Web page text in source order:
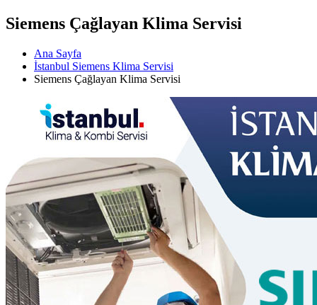
Siemens Çağlayan Klima Servisi
Ana Sayfa
İstanbul Siemens Klima Servisi
Siemens Çağlayan Klima Servisi